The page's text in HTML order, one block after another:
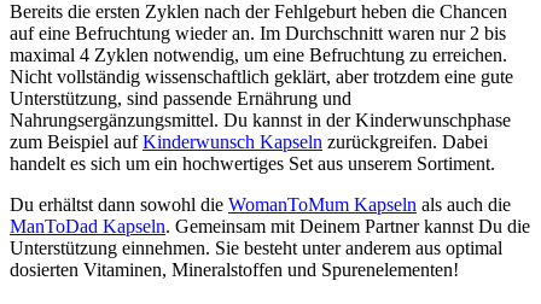
Bereits die ersten Zyklen nach der Fehlgeburt heben die Chancen
auf eine Befruchtung wieder an. Im Durchschnitt waren nur 2 bis
maximal 4 Zyklen notwendig, um eine Befruchtung zu erreichen.
Nicht vollständig wissenschaftlich geklärt, aber trotzdem eine gute
Unterstützung, sind passende Ernährung und
Nahrungsergänzungsmittel. Du kannst in der Kinderwunschphase
zum Beispiel aufKinderwunsch Kapseln zurückgreifen. Dabei
handelt es sich um ein hochwertiges Set aus unserem Sortiment.
Du erhältst dann sowohl die WomanToMum Kapseln als auch die
ManToDad Kapseln. Gemeinsam mit Deinem Partner kannst Du die
Unterstützung einnehmen. Sie besteht unter anderem aus optimal
dosierten Vitaminen, Mineralstoffen und Spurenelementen!